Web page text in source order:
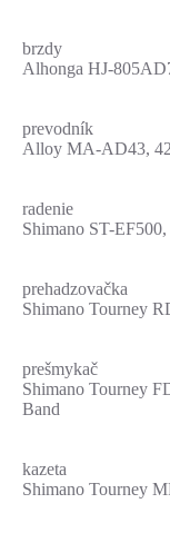
brzdy
Alhonga HJ-
prevodník
Alloy MA-AD43,
radenie
Shimano ST-
prehadzovačka
Shimano Tourney
prešmykač
Shimano Tourney
Band
kazeta
Shimano Tourney